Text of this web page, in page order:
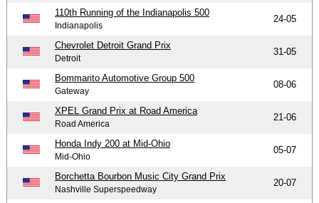
110th Running of the Indianapolis 500
Indianapolis
24-05
Chevrolet Detroit Grand Prix
Detroit
31-05
Bommarito Automotive Group 500
Gateway
08-06
XPEL Grand Prix at Road America
Road America
21-06
Honda Indy 200 at Mid-Ohio
Mid-Ohio
05-07
Borchetta Bourbon Music City Grand Prix
Nashville Superspeedway
20-07